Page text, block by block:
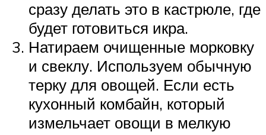
сразу делать это в кастрюле, где
будет готовиться икра.
Натираем очищенные морковку
и свеклу. Используем обычную
терку для овощей. Если есть
кухонный комбайн, который
измельчает овощи в мелкую